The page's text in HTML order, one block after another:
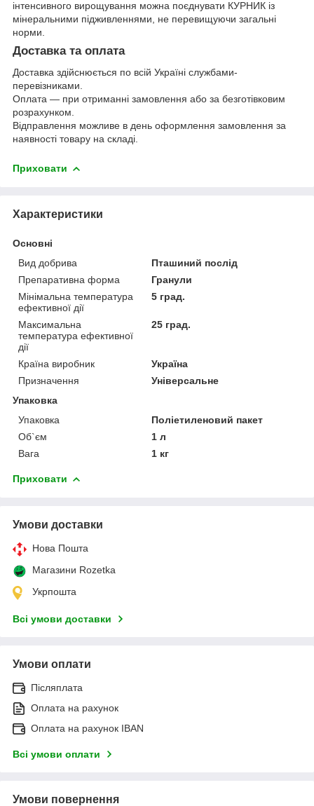
інтенсивного вирощування можна поєднувати КУРНИК із
мінеральними підживленнями, не перевищуючи загальні
норми.
Доставка та оплата
Доставка здійснюється по всій Україні службами-
перевізниками.
Оплата — при отриманні замовлення або за безготівковим
розрахунком.
Відправлення можливе в день оформлення замовлення за
наявності товару на складі.
Приховати
Характеристики
Основні
Вид добрива
Пташиний послід
Препаративна форма
Гранули
Мінімальна температура
ефективної дії
5 град.
Максимальна
температура ефективної
дії
25 град.
Країна виробник
Україна
Призначення
Універсальне
Упаковка
Упаковка
Поліетиленовий пакет
Об`єм
1 л
Вага
1 кг
Приховати
Умови доставки
Нова Пошта
Магазини Rozetka
Укрпошта
Всі умови доставки
Умови оплати
Післяплата
Оплата на рахунок
Оплата на рахунок IBAN
Всі умови оплати
Умови повернення